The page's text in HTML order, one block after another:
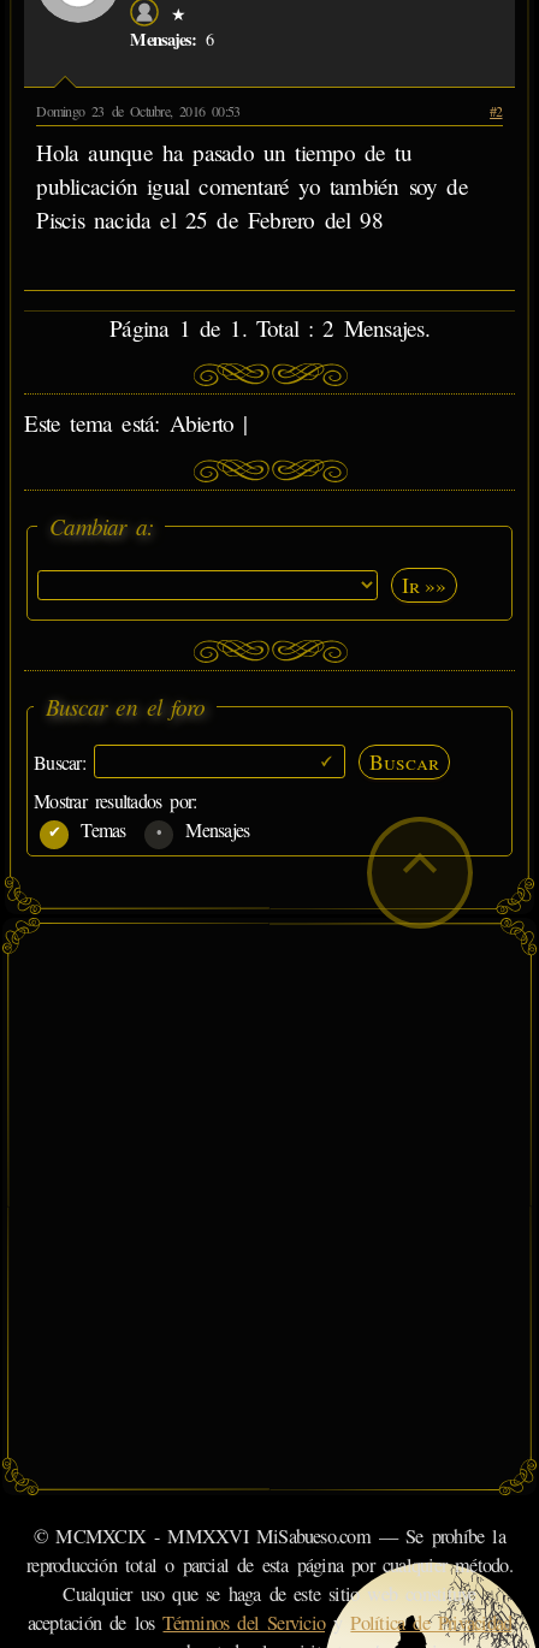
★
Mensajes: 6
Domingo 23 de Octubre, 2016 00:53 #2
Hola aunque ha pasado un tiempo de tu
publicación igual comentaré yo también soy de
Piscis nacida el 25 de Febrero del 98
Página 1 de 1. Total : 2 Mensajes.
Este tema está: Abierto |
Cambiar a:
Ir »»
Buscar en el foro
Buscar: Buscar
Mostrar resultados por:
Temas
Mensajes
© MCMXCIX - MMXXVI MiSabueso.com — Se prohíbe la
reproducción total o parcial de esta página por cualquier método.
Cualquier uso que se haga de este sitio web constituye
aceptación de losTérminos del ServicioyPolítica de Privacidad